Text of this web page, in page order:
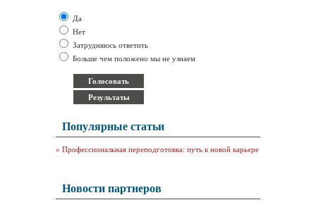
Да
Нет
Затрудняюсь ответить
Больше чем положено мы не узнаем
Популярные статьи
» Профессиональная переподготовка: путь к новой карьере
Новости партнеров